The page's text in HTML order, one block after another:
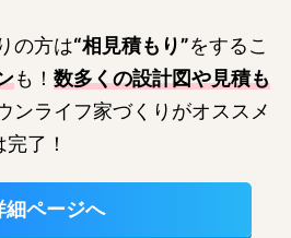
の方は“相見積もり”をするこ
も！ 数多くの設計図や見積も
ンライフ家づくりがオススメ
了！
細ページへ